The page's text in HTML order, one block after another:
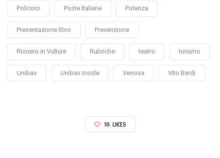
Policoro Poste Italiane Potenza
Presentazione libro Prevenzione
Rionero in Vulture Rubriche teatro turismo
Unibas Unibas Inside Venosa Vito Bardi
16 LIKES